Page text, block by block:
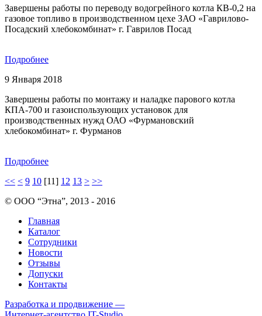
Завершены работы по переводу водогрейного котла КВ-0,2 на
газовое топливо в производственном цехе ЗАО «Гаврилово-
Посадский хлебокомбинат» г. Гаврилов Посад
Подробнее
9 Января 2018
Завершены работы по монтажу и наладке парового котла
КПА-700 и газоиспользующих установок для
производственных нужд ОАО «Фурмановский
хлебокомбинат» г. Фурманов
Подробнее
<< < 9 10 [11] 12 13 > >>
© ООО “Этна”, 2013 - 2016
Главная
Каталог
Сотрудники
Новости
Отзывы
Допуски
Контакты
Разработка и продвижение —